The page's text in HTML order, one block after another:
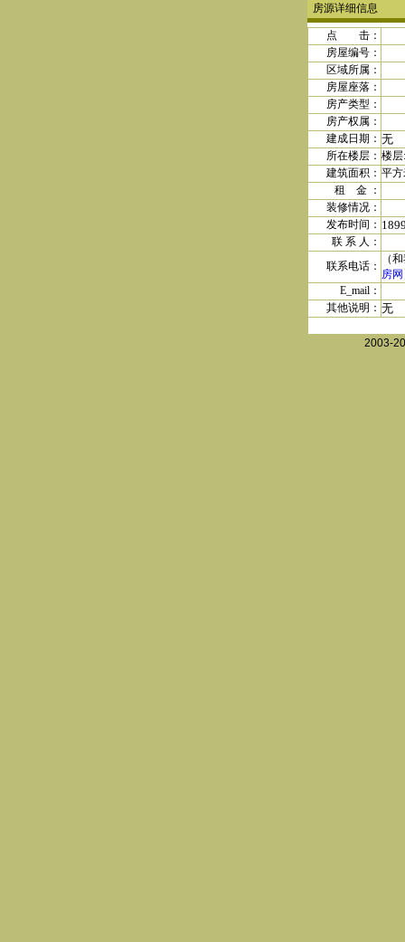
房源详细信息
点 击：
房屋编号：
区域所属：
房屋座落：
房产类型：
房产权属 ：
建成日期 ： 无
所在楼层： 楼层:
建筑面积： 平
租 金 ：
装修情况：
发布时间：
联 系 人：
联系电话：
（
房网
E_mail：
其他说明： 无
2003-